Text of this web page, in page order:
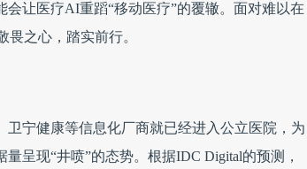
让医疗AI重蹈“移动医疗”的覆辙。面对难以在
之心，踏实前行。
宁健康等信息化厂商就已经进入公立医院，为
呈现“井喷”的态势。根据IDC Digital的预测，